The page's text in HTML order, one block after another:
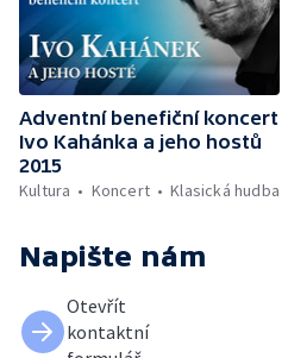
Adventní benefiční koncert
Ivo Kahánka a jeho hostů
2015
Kultura
Koncert Klasická hudba
Napište nám
Otevřít
kontaktní